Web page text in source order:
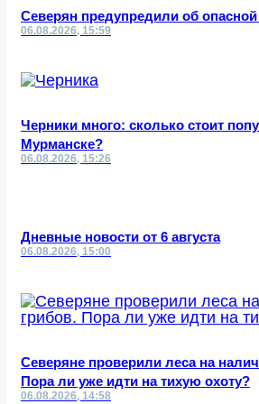
Северян предупредили об
06.08.2026, 15:59
Черники много: сколько стоит
Мурманске?
06.08.2026, 15:26
Дневные новости от 6 августа
06.08.2026, 15:00
Северяне проверили леса на
Пора ли уже идти на тихую охоту?
06.08.2026, 14:58